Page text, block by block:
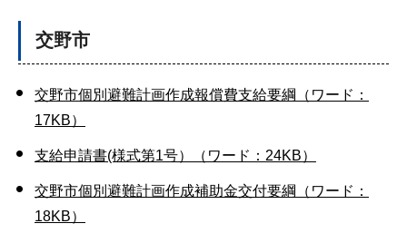
交野市
交野市個別避難計画作成報償費支給要綱（ワード：
17KB）
支給申請書(様式第1号）（ワード：24KB）
交野市個別避難計画作成補助金交付要綱（ワード：
18KB）